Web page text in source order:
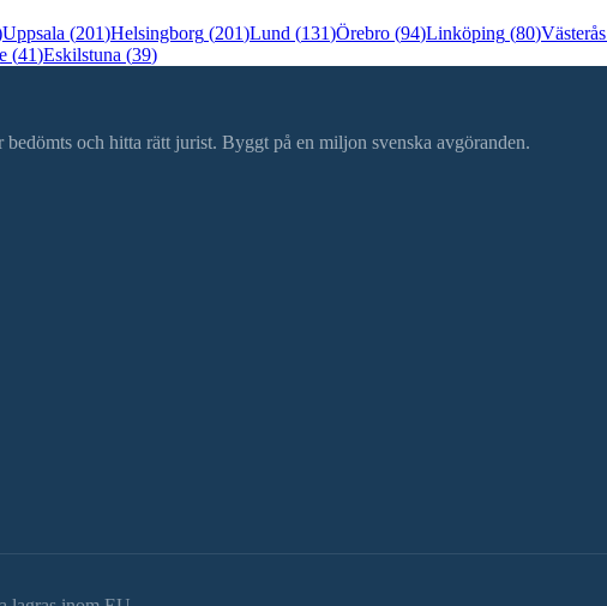
Uppsala (201)Helsingborg (201)Lund (131)Örebro (94)Linköping (80)Västerås
(41)Eskilstuna (39)
och hitta rätt jurist. Byggt på en miljon svenska avgöranden.